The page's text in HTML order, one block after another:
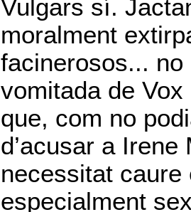
Vulgars sí.
moralment
facinerosos... no
vomitada de
que, com no
d’acusar a Irene
necessitat caure
especialment